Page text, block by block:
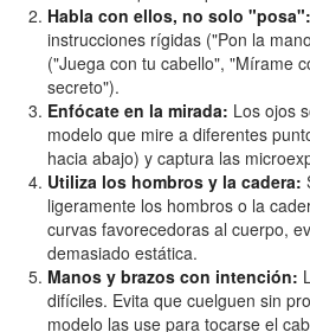
Habla con ellos, no solo "posa":
instrucciones rígidas ("Pon la
("Juega con tu cabello", "Mírame
secreto").
Enfócate en la mirada: Los ojos
modelo que mire a diferentes
hacia abajo) y captura las
Utiliza los hombros y la cadera:
ligeramente los hombros o la
curvas favorecedoras al cuerpo,
demasiado estática.
Manos y brazos con intención:
difíciles. Evita que cuelguen sin
modelo las use para tocarse el